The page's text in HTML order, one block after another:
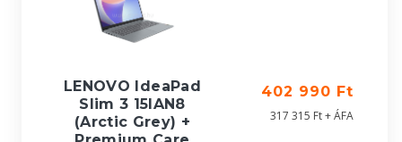
LENOVO IdeaPad
Slim 3 15IAN8
(Arctic Grey) +
402 990 Ft
317 315 Ft + ÁFA